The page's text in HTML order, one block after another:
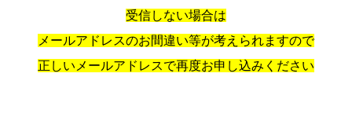
受信しない場合は
メールアドレスのお間違い等が考えられますので
正しいメールアドレスで再度お申し込みください